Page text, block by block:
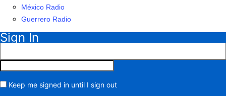
México Radio
Guerrero Radio
Sign In
Keep me signed in until I sign out